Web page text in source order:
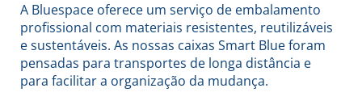
A Bluespace oferece um serviço de embalamento
profissional com materiais resistentes, reutilizáveis
e sustentáveis. As nossas caixas Smart Blue foram
pensadas para transportes de longa distância e
para facilitar a organização da mudança.